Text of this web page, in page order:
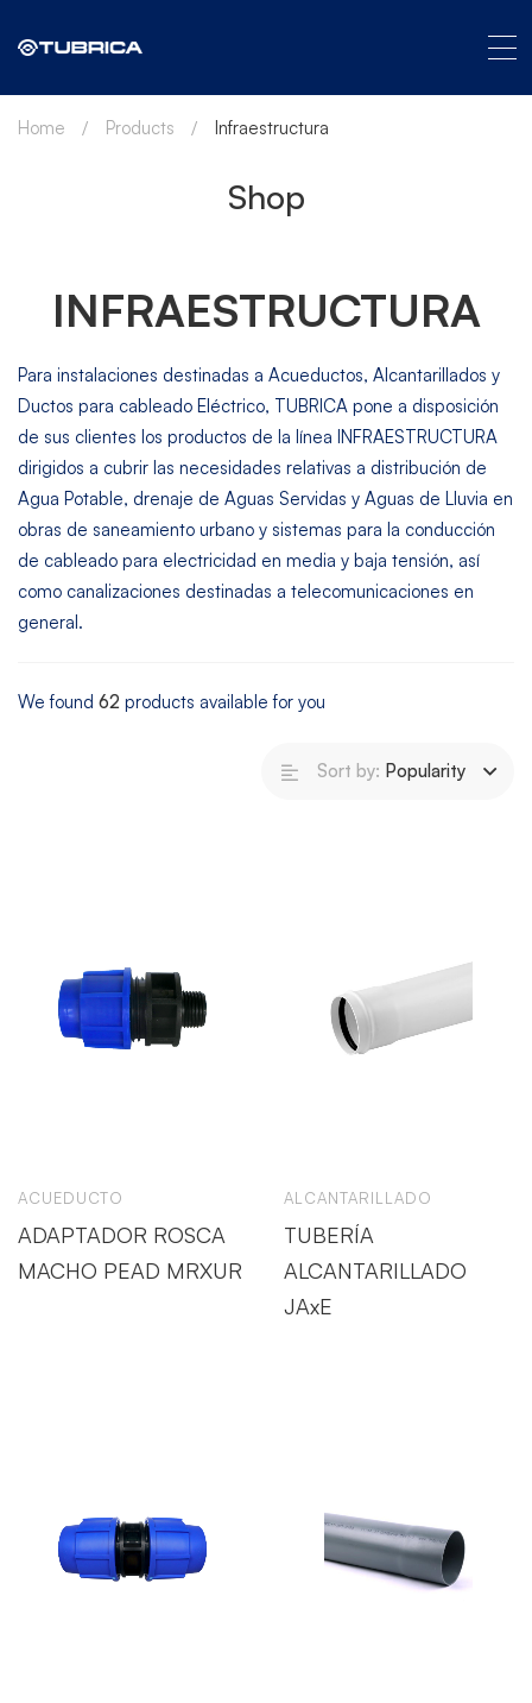
Shop
Home Products Infraestructura
INFRAESTRUCTURA
Para instalaciones destinadas a Acueductos, Alcantarillados y
Ductos para cableado Eléctrico, TUBRICA pone a disposición
de sus clientes los productos de la línea INFRAESTRUCTURA
dirigidos a cubrir las necesidades relativas a distribución de
Agua Potable, drenaje de Aguas Servidas y Aguas de Lluvia en
obras de saneamiento urbano y sistemas para la conducción
de cableado para electricidad en media y baja tensión, así
como canalizaciones destinadas a telecomunicaciones en
general.
We found 62 products available for you
Sort by: Popularity
ACUEDUCTO
ADAPTADOR ROSCA
MACHO PEAD MRXUR
ALCANTARILLADO
TUBERÍA
ALCANTARILLADO
JAxE